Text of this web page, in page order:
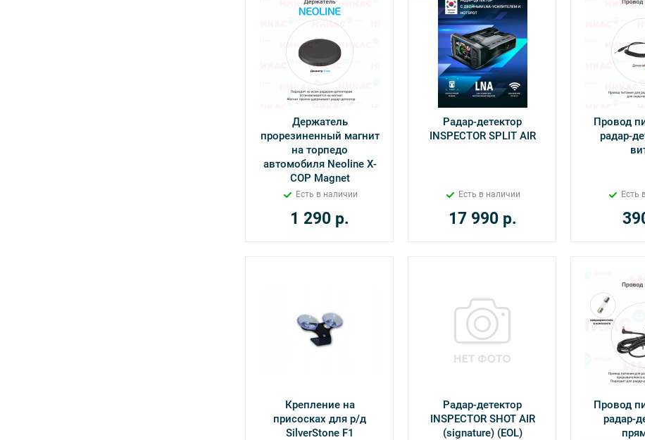
Держатель
прорезиненный магнит
на торпедо
автомобиля Neoline X-
COP Magnet
Есть в наличии
1 290 р.
Радар-детектор
INSPECTOR SPLIT AIR
Есть в наличии
17 990р.
Провод
радар-
Есть
Крепление на
присосках для р/д
SilverStone F1
Радар-детектор
INSPECTOR SHOT AIR
(signature) (EOL)
Провод
радар-